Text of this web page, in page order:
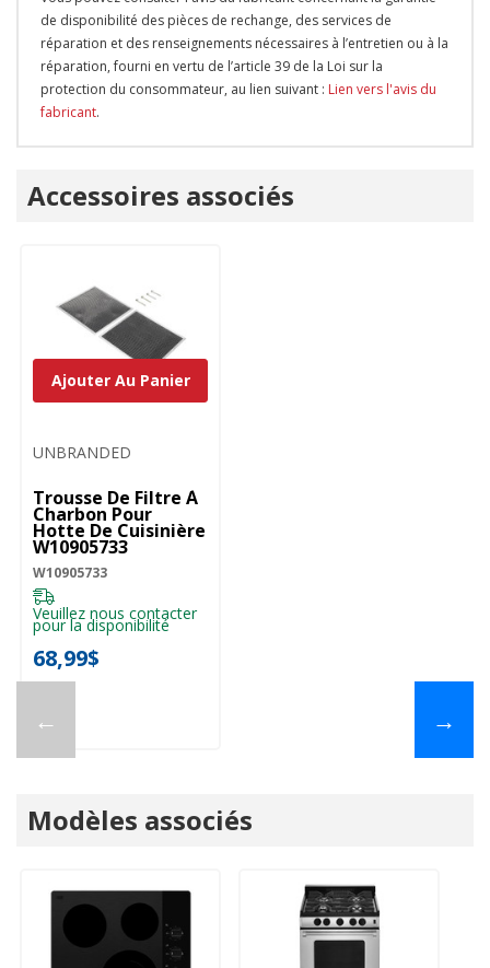
de disponibilité des pièces de rechange, des services de
réparation et des renseignements nécessaires à l’entretien ou à la
réparation, fourni en vertu de l’article 39 de la Loi sur la
protection du consommateur, au lien suivant : Lien vers l'avis du
fabricant.
Accessoires associés
←
UNBRANDED
Trousse De Filtre À
Charbon Pour
Hotte De Cuisinière
W10905733
W10905733
Veuillez nous contacter
pour la disponibilité
68,99$
Ajouter Au Panier
→
Modèles associés